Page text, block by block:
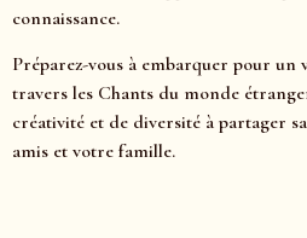
connaissance.
Préparez-vous à embarquer pour un
travers les Chants du monde
créativité et de diversité à partager
amis et votre famille.